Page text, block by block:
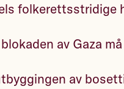
folkerettsstridige
av Gaza
av